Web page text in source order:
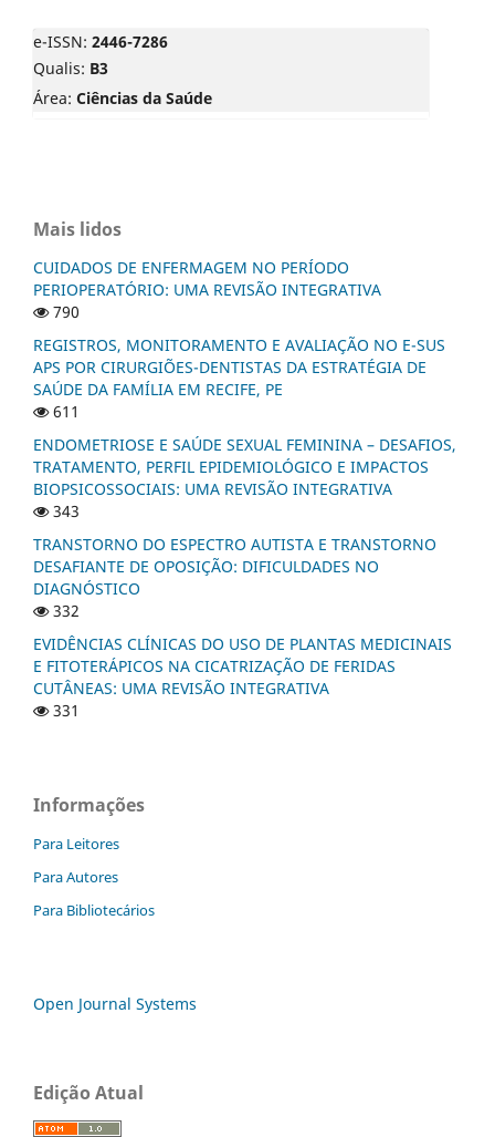
e-ISSN: 2446-7286
Qualis: B3
Área: Ciências da Saúde
Mais lidos
CUIDADOS DE ENFERMAGEM NO PERÍODO
PERIOPERATÓRIO: UMA REVISÃO INTEGRATIVA
790
REGISTROS, MONITORAMENTO E AVALIAÇÃO NO E-SUS
APS POR CIRURGIÕES-DENTISTAS DA ESTRATÉGIA DE
SAÚDE DA FAMÍLIA EM RECIFE, PE
611
ENDOMETRIOSE E SAÚDE SEXUAL FEMININA – DESAFIOS,
TRATAMENTO, PERFIL EPIDEMIOLÓGICO E IMPACTOS
BIOPSICOSSOCIAIS: UMA REVISÃO INTEGRATIVA
343
TRANSTORNO DO ESPECTRO AUTISTA E TRANSTORNO
DESAFIANTE DE OPOSIÇÃO: DIFICULDADES NO
DIAGNÓSTICO
332
EVIDÊNCIAS CLÍNICAS DO USO DE PLANTAS MEDICINAIS
E FITOTERÁPICOS NA CICATRIZAÇÃO DE FERIDAS
CUTÂNEAS: UMA REVISÃO INTEGRATIVA
331
Informações
Para Leitores
Para Autores
Para Bibliotecários
Open Journal Systems
Edição Atual